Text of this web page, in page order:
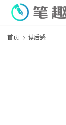
首页 读后感